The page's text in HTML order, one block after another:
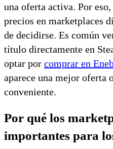
una oferta activa. Por
precios en marketplaces
de decidirse. Es común
título directamente en
optar por comprar en
aparece una mejor oferta
conveniente.
Por qué los
importantes para